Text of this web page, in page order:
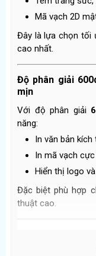
Mã vạch 2D
Đây là lựa chọn tối
cao nhất.
Độ phân giải
mịn
Với độ phân giải
năng:
In văn bản
In mã vạch
Hiển thị logo
Đặc biệt phù hợp
thuật cao.
Tốc độ 6 inch/